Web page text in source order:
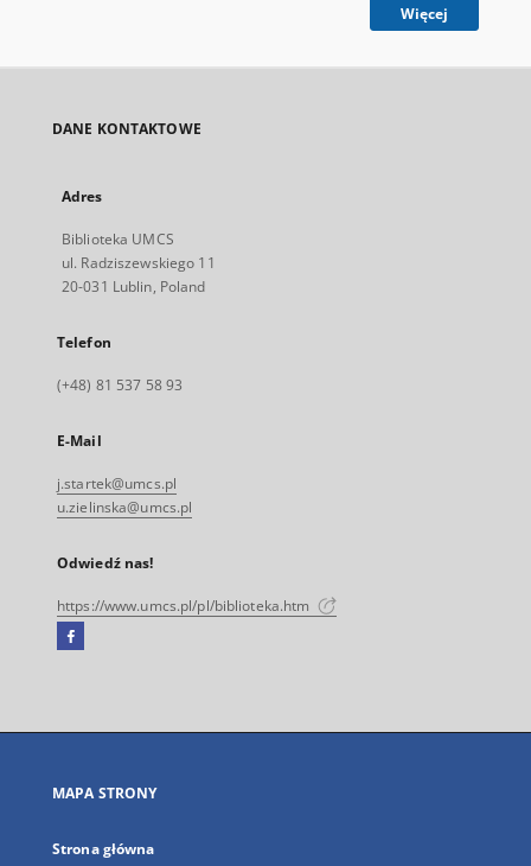
Więcej
DANE KONTAKTOWE
Adres
Biblioteka UMCS
ul. Radziszewskiego 11
20-031 Lublin, Poland
Telefon
(+48) 81 537 58 93
E-Mail
j.startek@umcs.pl
u.zielinska@umcs.pl
Odwiedź nas!
https://www.umcs.pl/pl/biblioteka.htm
Facebook
się
karcie
MAPA STRONY
Strona główna